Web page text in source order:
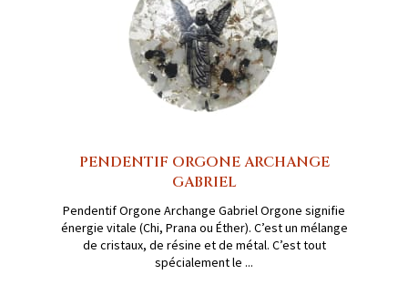
PENDENTIF ORGONE ARCHANGE
GABRIEL
Pendentif Orgone Archange Gabriel Orgone signifie
énergie vitale (Chi, Prana ou Éther). C’est un mélange
de cristaux, de résine et de métal. C’est tout
spécialement le ...